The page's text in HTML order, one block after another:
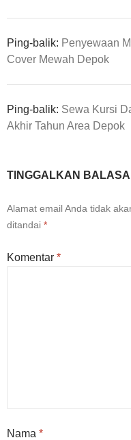
Ping-balik: Penyewaan
Cover Mewah Depok
Ping-balik: Sewa Kursi
Akhir Tahun Area Depok
TINGGALKAN
Alamat email Anda tidak
ditandai *
Komentar *
Nama *